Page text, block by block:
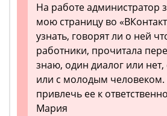
На работе администратор
мою страницу во
узнать, говорят ли о ней
работники, прочитала
знаю, один диалог или нет,
или с молодым
привлечь ее к
Мария